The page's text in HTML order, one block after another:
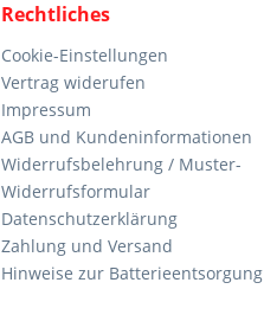
Rechtliches
Cookie-Einstellungen
Vertrag widerufen
Impressum
AGB und Kundeninformationen
Widerrufsbelehrung / Muster-
Widerrufsformular
Datenschutzerklärung
Zahlung und Versand
Hinweise zur Batterieentsorgung